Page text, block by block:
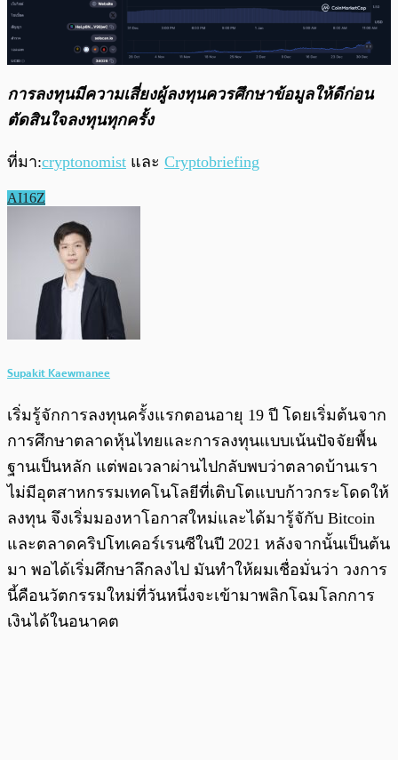
การลงทุนมีความเสี่ยงผู้ลงทุนควรศึกษาข้อมูลให้ดีก่อน
ตัดสินใจลงทุนทุกครั้ง
ที่มา:cryptonomist และ Cryptobriefing
AI16Z
Supakit Kaewmanee
เริ่มรู้จักการลงทุนครั้งแรกตอนอายุ 19 ปี โดยเริ่มต้นจาก
การศึกษาตลาดหุ้นไทยและการลงทุนแบบเน้นปัจจัยพื้น
ฐานเป็นหลัก แต่พอเวลาผ่านไปกลับพบว่าตลาดบ้านเรา
ไม่มีอุตสาหกรรมเทคโนโลยีที่เติบโตแบบก้าวกระโดดให้
ลงทุน จึงเริ่มมองหาโอกาสใหม่และได้มารู้จักับ Bitcoin
และตลาดคริปโทเคอร์เรนซีในปี 2021 หลังจากนั้นเป็นต้น
มา พอได้เริ่มศึกษาลึกลงไป มันทำให้ผมเชื่อมั่นว่า วงการ
นี้คือนวัตกรรมใหม่ที่วันหนึ่งจะเข้ามาพลิกโฉมโลกการ
เงินได้ในอนาคต